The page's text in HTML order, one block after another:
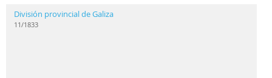
División provincial de Galiza
11/1833